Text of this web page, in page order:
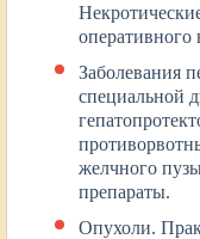
оперативного
Заболевания
специальной
желчного
препараты.
Опухоли.